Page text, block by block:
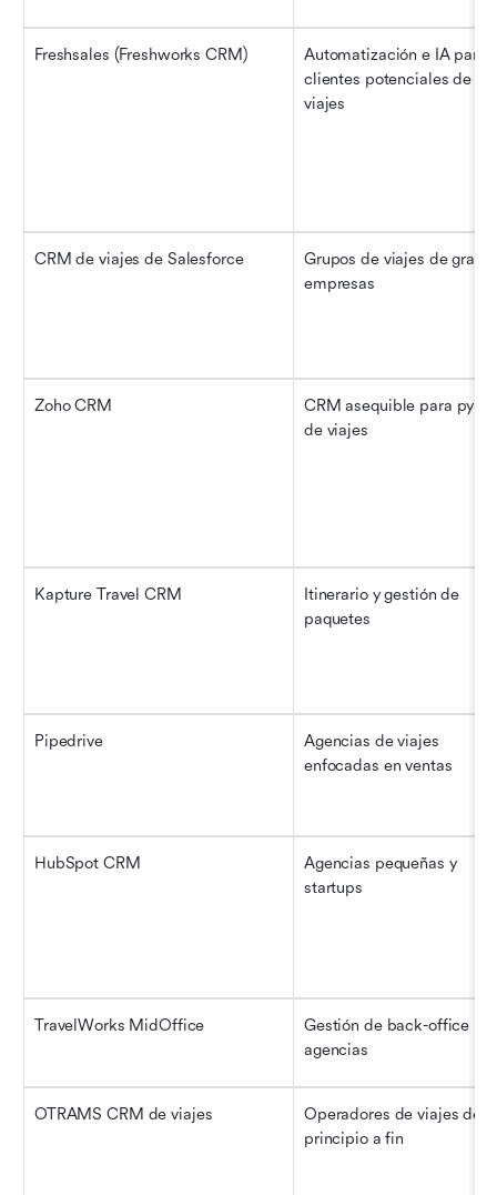
Freshsales (Freshworks CRM)
Automatización e IA para
clientes potenciales de
viajes
CRM de viajes de Salesforce
Grupos de viajes de
empresas
Zoho CRM
CRM asequible para
de viajes
Kapture Travel CRM
Itinerario y gestión de
paquetes
Pipedrive
Agencias de viajes
enfocadas en ventas
HubSpot CRM
Agencias pequeñas y
startups
TravelWorks MidOffice
Gestión de back-office
agencias
OTRAMS CRM de viajes
Operadores de viajes de
principio a fin